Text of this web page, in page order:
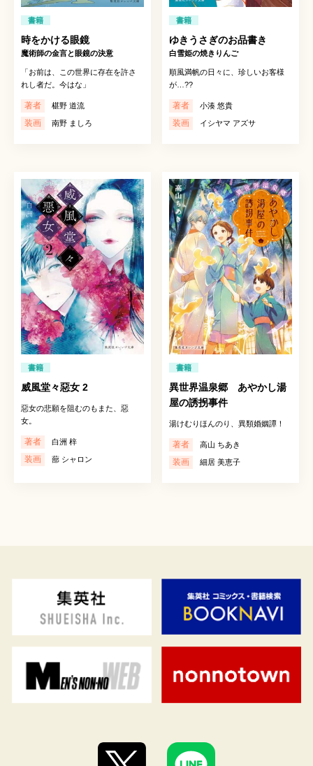
書籍
時をかける眼鏡
魔術師の金言と眼鏡の決意
「お前は、この世界に存在を許さ
れし者だ。今はな」
著者 椹野 道流
装画 南野 ましろ
書籍
ゆきうさぎのお品書き
白雪姫の焼きりんご
順風満帆の日々に、珍しいお客様
が…??
著者 小湊 悠貴
装画 イシヤマ アズサ
書籍
威風堂々惡女 2
惡女の悲願を阻むのもまた、惡
女。
著者 白洲 梓
装画 蔀 シャロン
書籍
異世界温泉郷 あやかし湯
屋の誘拐事件
湯けむりほんのり、異類婚姻譚！
著者 高山 ちあき
装画 細居 美恵子